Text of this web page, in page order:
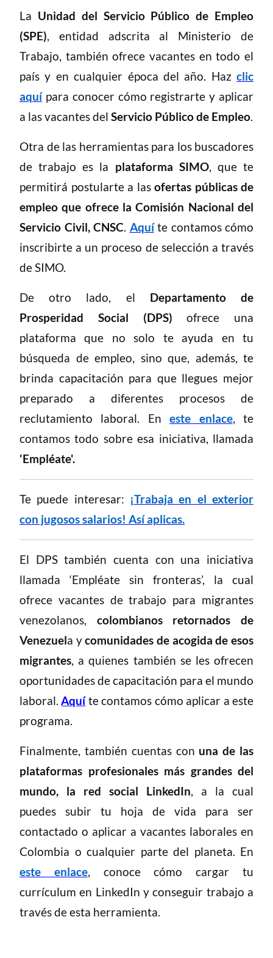
La Unidad del Servicio Público de Empleo
(SPE), entidad adscrita al Ministerio de
Trabajo, también ofrece vacantes en todo el
país y en cualquier época del año. Haz clic
aquípara conocer cómo registrarte y aplicar
a las vacantes del Servicio Público de Empleo.
Otra de las herramientas para los buscadores
de trabajo es la plataforma SIMO, que te
permitirá postularte a las ofertas públicas de
empleo que ofrece la Comisión Nacional del
Servicio Civil, CNSC. Aquíte contamos cómo
inscribirte a un proceso de selección a través
de SIMO.
De otro lado, el Departamento de
Prosperidad Social (DPS)ofrece una
plataforma que no solo te ayuda en tu
búsqueda de empleo, sino que, además, te
brinda capacitación para que llegues mejor
preparado a diferentes procesos de
reclutamiento laboral. Eneste enlace, te
contamos todo sobre esa iniciativa, llamada
'Empléate'.
Te puede interesar: ¡Trabaja en el exterior
con jugosos salarios! Así aplicas.
El DPS también cuenta con una iniciativa
llamada ‘Empléate sin fronteras’, la cual
ofrece vacantes de trabajo para migrantes
venezolanos, colombianos retornados de
Venezuela ycomunidades de acogida de esos
migrantes, a quienes también se les ofrecen
oportunidades de capacitación para el mundo
laboral.Aquíte contamos cómo aplicar a este
programa.
Finalmente, también cuentas con una de las
plataformas profesionales más grandes del
mundo, la red social LinkedIn, a la cual
puedes subir tu hoja de vida para ser
contactado o aplicar a vacantes laborales en
Colombia o cualquier parte del planeta. En
este enlace, conoce cómo cargar tu
currículum en LinkedIn y conseguir trabajo a
través de esta herramienta.